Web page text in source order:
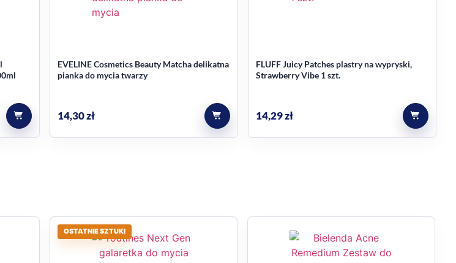
EVELINE Cosmetics Beauty Matcha delikatna
pianka do mycia twarzy
14,30zł
FLUFF Juicy Patches plastry na wypryski,
Strawberry Vibe 1 szt.
14,29zł
OSTATNIE SZTUKI